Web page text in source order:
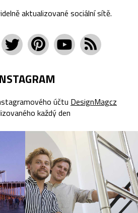
aktualizované sociální sítě.
účtu DesignMagcz
každý den